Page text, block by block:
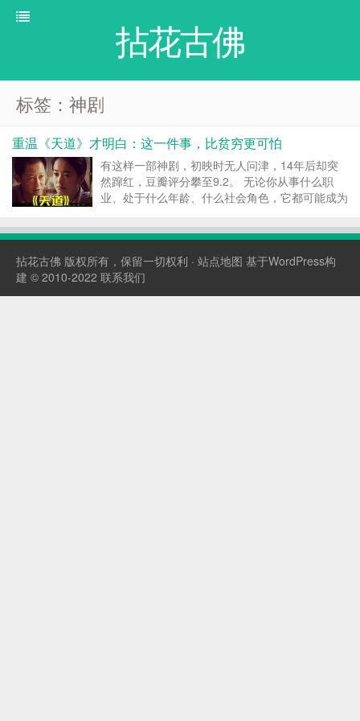
拈花古佛
标签：神剧
重温《天道》才明白：这一件事，比贫穷更可怕
有这样一部神剧，初映时无人问津，14年后却突
然蹿红，豆瓣评分攀至9.2。 无论你从事什么职
业、处于什么年龄、什么社会角色，它都可能成为
《天道》。 剧中人物不多，却涵盖了社会各个阶
《天...
拈花古佛 版权所有，保留一切权利 · 站点地图 基于WordPress构
建 © 2010-2022 联系我们